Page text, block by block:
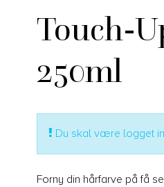
Touch-
250ml
Du skal være logget
Forny din hårfarve på få